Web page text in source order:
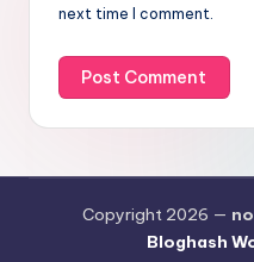
next time I comment.
Copyright 2026 —
Bloghash